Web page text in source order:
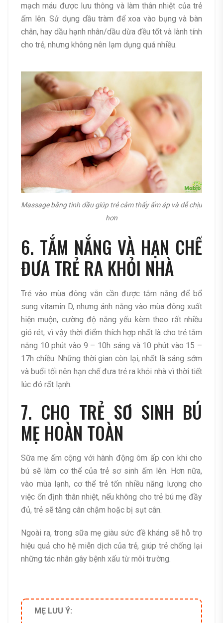
mạch máu được lưu thông và làm thân nhiệt của trẻ
ấm lên. Sử dụng dầu tràm để xoa vào bụng và bàn
chân, hay dầu hạnh nhân/dầu dừa đều tốt và lành tính
cho trẻ, nhưng không nên lạm dụng quá nhiều.
Massage bằng tinh dầu giúp trẻ cảm thấy ấm áp và dễ chịu
hơn
6. TẮM NẮNG VÀ HẠN CHẾ
ĐƯA TRẺ RA KHỎI NHÀ
Trẻ vào mùa đông vẫn cần được tắm nắng để bổ
sung vitamin D, nhưng ánh nắng vào mùa đông xuất
hiện muộn, cường độ nắng yếu kèm theo rất nhiều
gió rét, vì vậy thời điểm thích hợp nhất là cho trẻ tắm
nắng 10 phút vào 9 – 10h sáng và 10 phút vào 15 –
17h chiều. Những thời gian còn lại, nhất là sáng sớm
và buổi tối nên hạn chế đưa trẻ ra khỏi nhà vì thời tiết
lúc đó rất lạnh.
7. CHO TRẺ SƠ SINH BÚ
MẸ HOÀN TOÀN
Sữa mẹ ấm cộng với hành động ôm ấp con khi cho
bú sẽ làm cơ thể của trẻ sơ sinh ấm lên. Hơn nữa,
vào mùa lạnh, cơ thể trẻ tốn nhiều năng lượng cho
việc ổn định thân nhiệt, nếu không cho trẻ bú mẹ đầy
đủ, trẻ sẽ tăng cân chậm hoặc bị sụt cân.
Ngoài ra, trong sữa mẹ giàu sức đề kháng sẽ hỗ trợ
hiệu quả cho hệ miễn dịch của trẻ, giúp trẻ chống lại
những tác nhân gây bệnh xấu từ môi trường.
MẸ LƯU Ý: